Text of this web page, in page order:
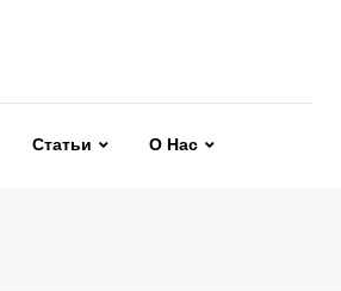
Статьи О Нас